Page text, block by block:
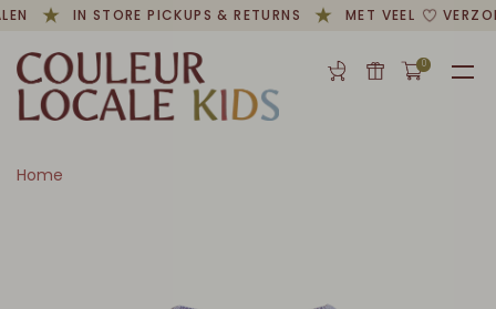
IN STORE PICKUPS & RETURNS MET VEEL
0
Home